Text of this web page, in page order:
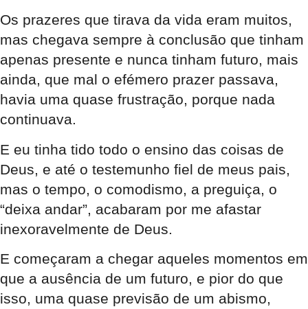
Os prazeres que tirava da vida eram muitos,
mas chegava sempre à conclusão que tinham
apenas presente e nunca tinham futuro, mais
ainda, que mal o efémero prazer passava,
havia uma quase frustração, porque nada
continuava.
E eu tinha tido todo o ensino das coisas de
Deus, e até o testemunho fiel de meus pais,
mas o tempo, o comodismo, a preguiça, o
“deixa andar”, acabaram por me afastar
inexoravelmente de Deus.
E começaram a chegar aqueles momentos em
que a ausência de um futuro, e pior do que
isso, uma quase previsão de um abismo,